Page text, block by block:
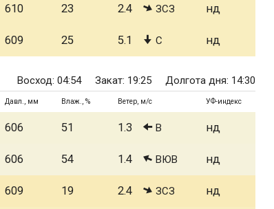
610 23 2.4 ЗСЗ нд
609 25 5.1 С нд
Восход: 04:54 Закат: 19:25 Долгота дня: 14:30
Давл., мм Влаж., % Ветер, м/с УФ-индекс
606 51 1.3 В нд
606 54 1.4 ВЮВ нд
609 19 2.4 ЗСЗ нд